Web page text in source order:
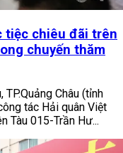
tiệc chiêu đãi trên
chuyến thăm
Châu (tỉnh
tác Hải quân Việt
Tàu 015-Trần Hư...